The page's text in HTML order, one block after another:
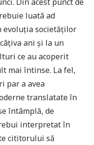
luată ad
evoluția societăților
ani și la un
ce au acoperit
mai întinse. La fel,
par a avea
translatate în
întâmplă, de
interpretat în
cititorului să